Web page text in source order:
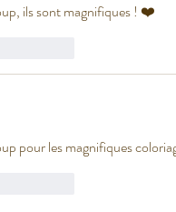
ils sont magnifiques ! ❤️
pour les magnifiques